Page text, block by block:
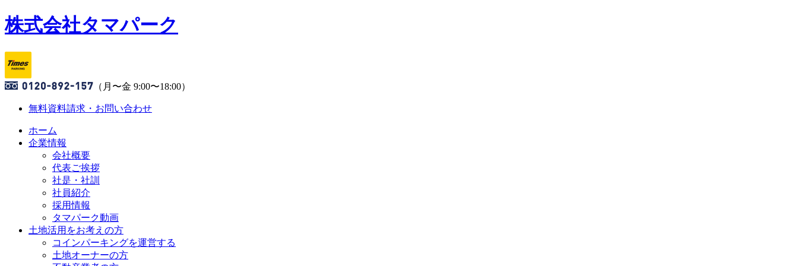
株式会社タマパーク
（月〜金 9:00〜18:00）
無料資料請求・お問い合わせ
ホーム
企業情報
会社概要
代表ご挨拶
社是・社訓
社員紹介
採用情報
タマパーク動画
土地活用をお考えの方
コインパーキングを運営する
土地オーナーの方